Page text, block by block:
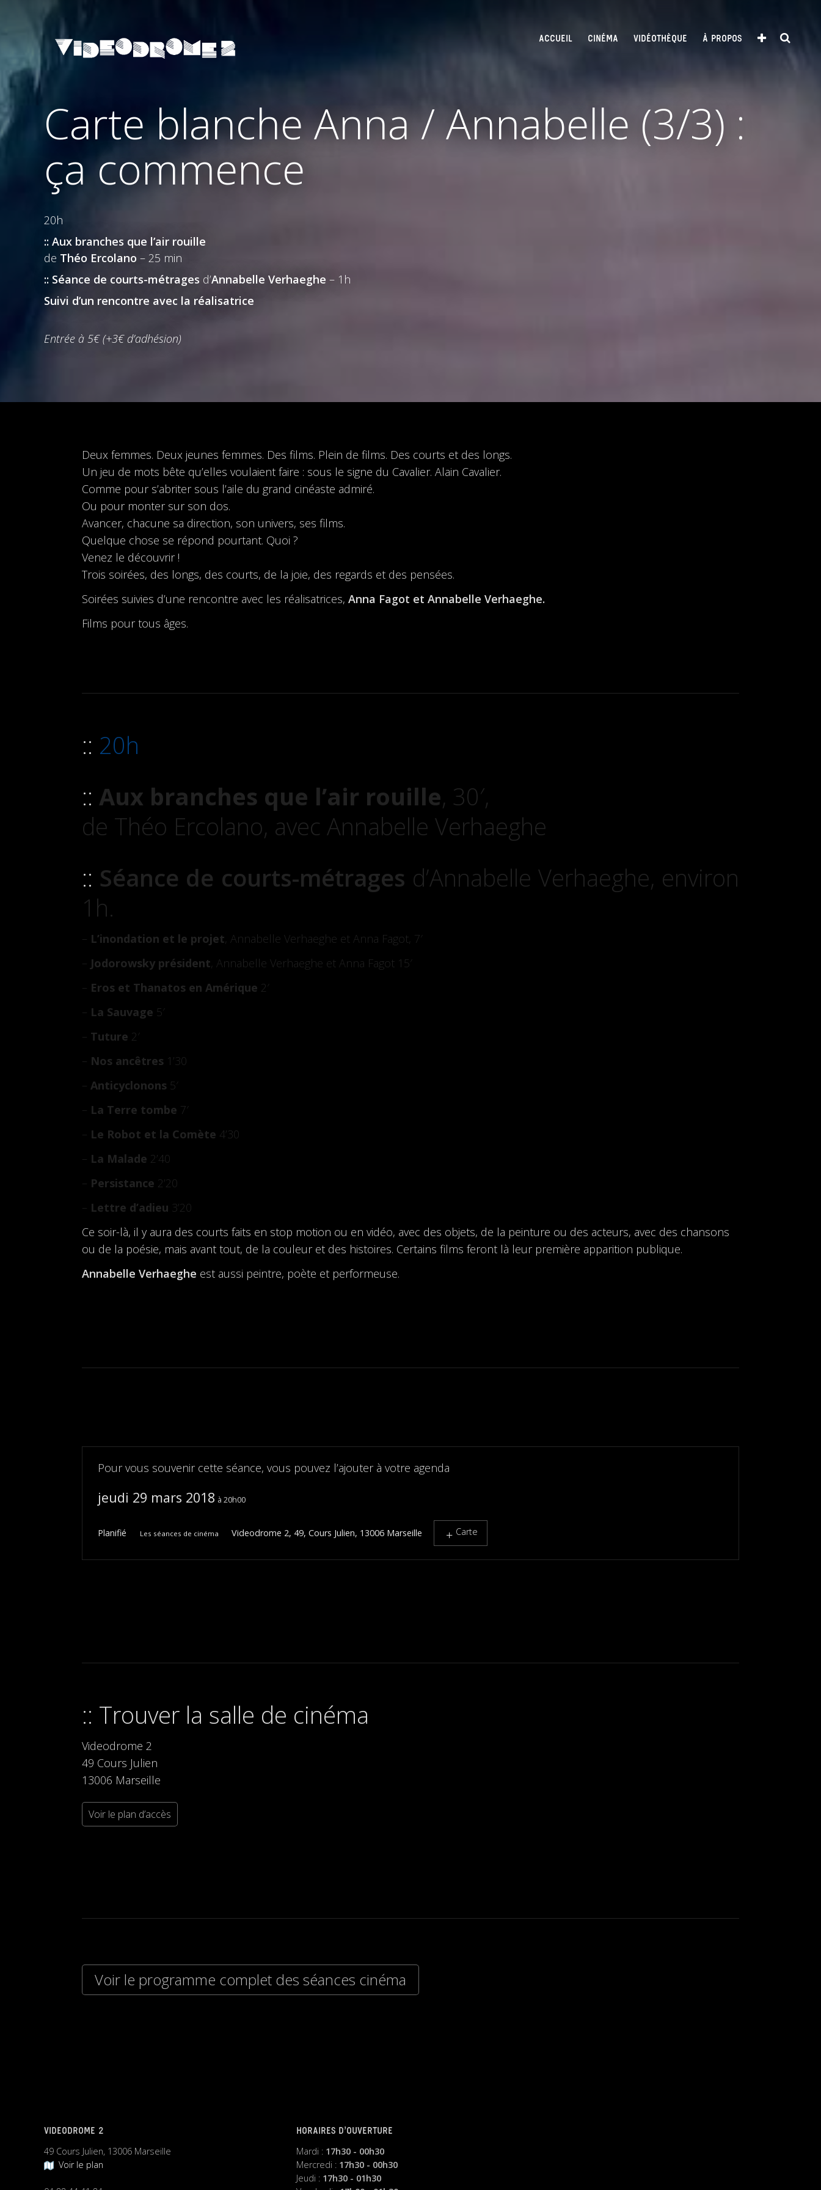
ACCUEIL CINÉMA VIDÉOTHÈQUE À PROPOS
Carte blanche Anna / Annabelle (3/3) :
ça commence
20h
:: Aux branches que l’air rouille
de Théo Ercolano – 25 min
:: Séance de courts-métrages d’Annabelle Verhaeghe – 1h
Suivi d’un rencontre avec la réalisatrice
Entrée à 5€ (+3€ d’adhésion)
Deux femmes. Deux jeunes femmes. Des films. Plein de films. Des courts et des longs.
Un jeu de mots bête qu’elles voulaient faire : sous le signe du Cavalier. Alain Cavalier.
Comme pour s’abriter sous l’aile du grand cinéaste admiré.
Ou pour monter sur son dos.
Avancer, chacune sa direction, son univers, ses films.
Quelque chose se répond pourtant. Quoi ?
Venez le découvrir !
Trois soirées, des longs, des courts, de la joie, des regards et des pensées.
Soirées suivies d’une rencontre avec les réalisatrices,Anna Fagot et Annabelle Verhaeghe.
Films pour tous âges.
20h
Aux branches que l’air rouille, 30′,
de Théo Ercolano, avec Annabelle Verhaeghe
Séance de courts-métrages d’Annabelle Verhaeghe, environ
1h.
– L’inondation et le projet , Annabelle Verhaeghe et Anna Fagot, 7′
– Jodorowsky président , Annabelle Verhaeghe et Anna Fagot 15′
– Eros et Thanatos en Amérique 2′
– La Sauvage 5′
– Tuture 2′
– Nos ancêtres 1’30
–Anticyclonons 5′
– La Terre tombe 7′
– Le Robot et la Comète 4’30
– La Malade 2’40
– Persistance 2’20
– Lettre d’adieu 3’20
Ce soir-là, il y aura des courts faits en stop motion ou en vidéo, avec des objets, de la peinture ou des acteurs, avec des chansons
ou de la poésie, mais avant tout, de la couleur et des histoires. Certains films feront là leur première apparition publique.
Annabelle Verhaeghe est aussi peintre, poète et performeuse.
Pour vous souvenir cette séance, vous pouvez l’ajouter à votre agenda
jeudi 29 mars 2018 20h00
Planifié Les séances de cinéma Videodrome 2, 49, Cours Julien, 13006 Marseille Carte
Trouver la salle de cinéma
Videodrome 2
49 Cours Julien
13006 Marseille
Voir le plan d’accès
Voir le programme complet des séances cinéma
VIDEODROME 2
49 Cours Julien, 13006 Marseille
Voir le plan
HORAIRES D’OUVERTURE
Mardi : 17h30 - 00h30
Mercredi : 17h30 - 00h30
Jeudi : 17h30 - 01h30